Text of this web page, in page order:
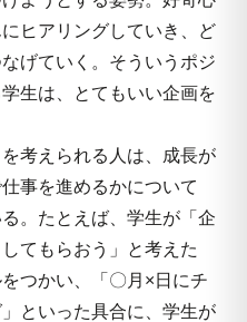
ヒアリングしていき、ど
げていく。そういうポジ
生は、とてもいい企画を
考えられる人は、成長が
事を進めるかについて
。たとえば、学生が「企
てもらおう」と考えた
つかい、「〇月×日にチ
といった具合に、学生が